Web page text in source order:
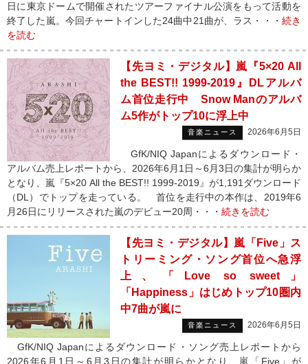
日に東京ドームで開催されたツアーファイナル公演をもって活動を
終了した嵐。今回チャートインした24曲中21曲が、ラス・・・ 続き
を読む
【先ヨミ・デジタル】嵐『5×20 All
the BEST!! 1999-2019』DLアルバ
ム首位走行中 Snow Manのアルバ
ム5作がトップ10に浮上中
音楽ニュース 2026年6月5日
GfK/NIQ Japanによるダウンロード・
アルバム売上レポートから、2026年6月1日～6月3日の集計が明らか
となり、嵐『5×20 All the BEST!! 1999-2019』が1,191ダウンロード
（DL）でトップを走っている。 首位を走行中の本作は、2019年6
月26日にリリースされた嵐のデビュー20周・・・ 続きを読む
【先ヨミ・デジタル】嵐「Five」ス
トリーミング・ソング首位へ急浮
上、「Love so sweet」
「Happiness」はじめトップ10圏内
中7曲が嵐に
音楽ニュース 2026年6月5日
GfK/NIQ Japanによるダウンロード・ソング売上レポートから
2026年6月1日～6月3日の集計が明らかとなり、嵐「Five」が